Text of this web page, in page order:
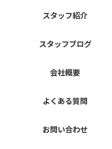
スタッフ紹介
スタッフブログ
会社概要
よくある質問
お問い合わせ